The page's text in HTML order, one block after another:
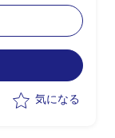
ーン向け認証
システムを含
気になる